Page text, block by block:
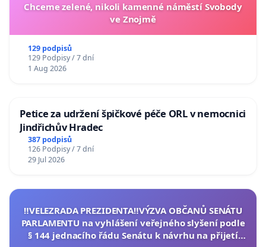
Chceme zelené, nikoli kamenné náměstí Svobody
ve Znojmě
129 podpisů
129 Podpisy / 7 dní
1 Aug 2026
Petice za udržení špičkové péče ORL v nemocnici
Jindřichův Hradec
387 podpisů
126 Podpisy / 7 dní
29 Jul 2026
‼️VELEZRADA PREZIDENTA‼️VÝZVA OBČANŮ SENÁTU
PARLAMENTU na vyhlášení veřejného slyšení podle
§ 144 jednacího řádu Senátu k návrhu na přijetí